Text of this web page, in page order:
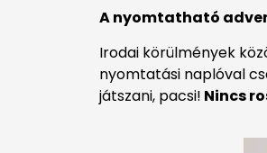
A nyomtatható
Irodai körülmények
nyomtatási naplóval
játszani, pacsi! Nincs